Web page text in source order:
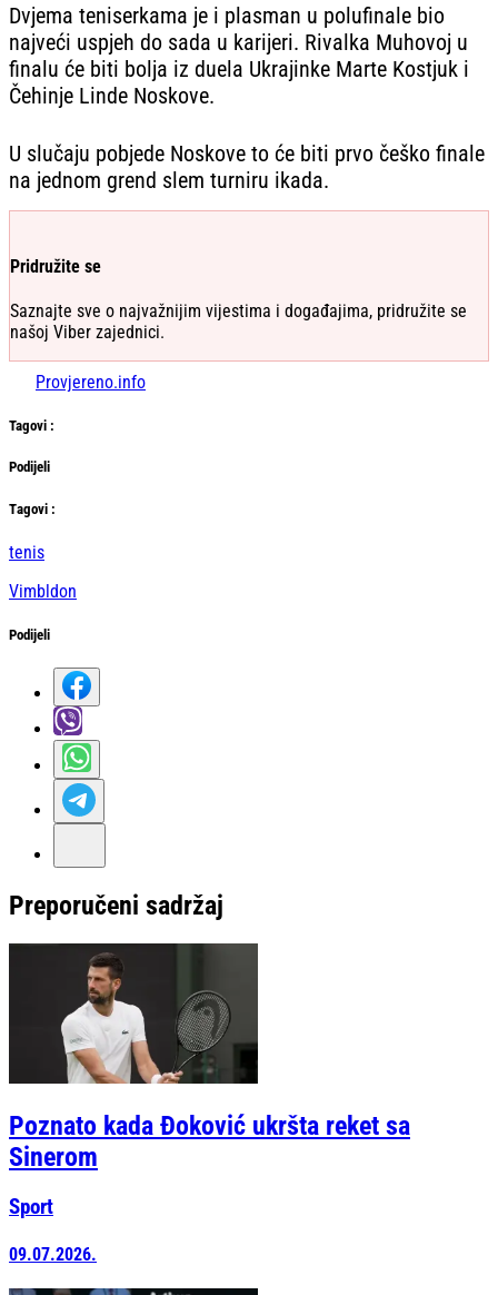
Dvjema teniserkama je i plasman u polufinale bio
najveći uspjeh do sada u karijeri. Rivalka Muhovoj u
finalu će biti bolja iz duela Ukrajinke Marte Kostjuk i
Čehinje Linde Noskove.
U slučaju pobjede Noskove to će biti prvo češko finale
na jednom grend slem turniru ikada.
Pridružite se
Saznajte sve o najvažnijim vijestima i događajima, pridružite se
našoj Viber zajednici.
Provjereno.info
Tagovi :
Podijeli
Тagovi :
tenis
Vimbldon
Podijeli
Preporučeni sadržaj
Poznato kada Đoković ukršta reket sa
Sinerom
Sport
09.07.2026.